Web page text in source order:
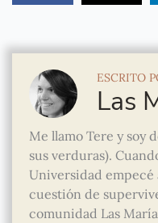
ESCRITO
Las
Me llamo Tere y soy
sus verduras).
Universidad
cuestión de
comunidad Las